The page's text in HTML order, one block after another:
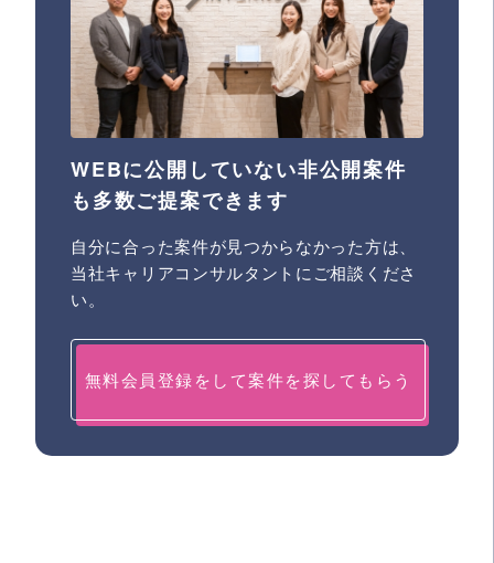
WEBに公開していない非公開案件
も多数ご提案できます
自分に合った案件が見つからなかった方は、
当社キャリアコンサルタントにご相談くださ
い。
無料会員登録をして案件を探してもらう